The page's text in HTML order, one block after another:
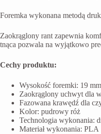
Foremka wykonana metodą
Zaokrąglony rant zapewnia
tnąca pozwala na wyjątkowo
Cechy produktu:
Wysokość foremki: 19 mm
Zaokrąglony uchwyt dla
Fazowana krawędź dla
Kolor: pudrowy róż
Technologia wykonania:
Materiał wykonania: PLA